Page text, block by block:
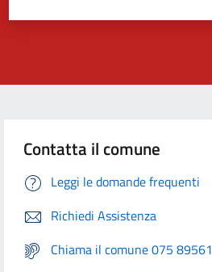
Contatta il comune
Leggi le domande frequenti
Richiedi Assistenza
Chiama il comune 075 89561